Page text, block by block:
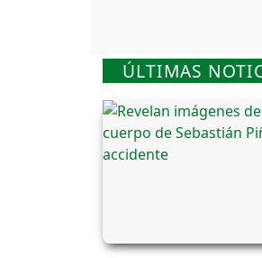
ÚLTIMAS